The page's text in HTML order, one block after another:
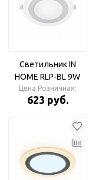
Светильник IN
HOME RLP-BL 9W
встраиваемый круг
белый, 4000К
подсветкой 145мм
IP20 (120мм внут)
Цена Розничная:
623 руб.